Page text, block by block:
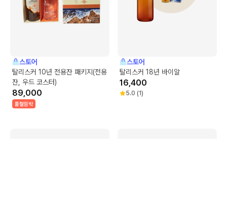
스토어
탈리스커 10년 전용잔 패키지(전용
잔, 우드 코스터)
89,000
품절임박
스토어
탈리스커 18년 바이알
16,400
5.0 (1)